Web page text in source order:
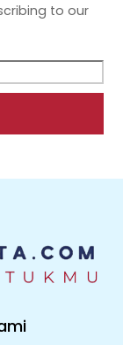
to our